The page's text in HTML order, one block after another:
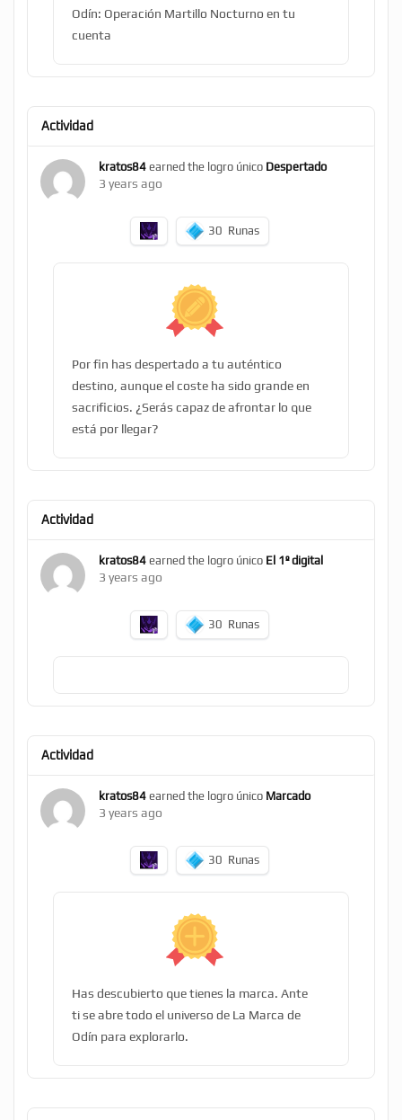
Odín: Operación Martillo Nocturno en tu
cuenta
Actividad
kratos84 earned the logro único Despertado
3 years ago
30 Runas
Por fin has despertado a tu auténtico
destino, aunque el coste ha sido grande en
sacrificios. ¿Serás capaz de afrontar lo que
está por llegar?
Actividad
kratos84 earned the logro único El 1º digital
3 years ago
30 Runas
Actividad
kratos84 earned the logro único Marcado
3 years ago
30 Runas
Has descubierto que tienes la marca. Ante
ti se abre todo el universo de La Marca de
Odín para explorarlo.